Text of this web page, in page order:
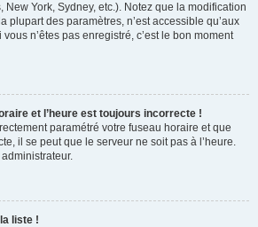
New York, Sydney, etc.). Notez que la modification
plupart des paramètres, n’est accessible qu’aux
n’êtes pas enregistré, c’est le bon moment
et l’heure est toujours incorrecte !
paramétré votre fuseau horaire et que
il se peut que le serveur ne soit pas à l’heure.
liste !